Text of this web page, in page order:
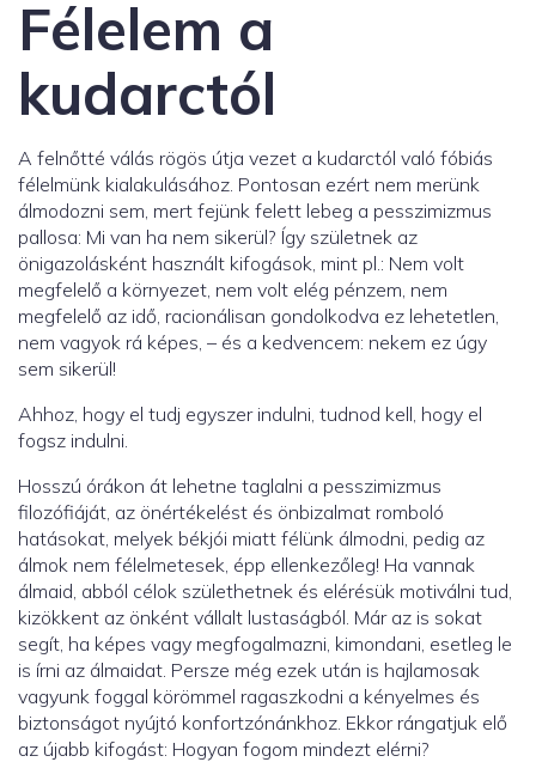
Félelem a
kudarctól
A felnőtté válás rögös útja vezet a kudarctól való fóbiás
félelmünk kialakulásához. Pontosan ezért nem merünk
álmodozni sem, mert fejünk felett lebeg a pesszimizmus
pallosa: Mi van ha nem sikerül? Így születnek az
önigazolásként használt kifogások, mint pl.: Nem volt
megfelelő a környezet, nem volt elég pénzem, nem
megfelelő az idő, racionálisan gondolkodva ez lehetetlen,
nem vagyok rá képes, – és a kedvencem: nekem ez úgy
sem sikerül!
Ahhoz, hogy el tudj egyszer indulni, tudnod kell, hogy el
fogsz indulni.
Hosszú órákon át lehetne taglalni a pesszimizmus
filozófiáját, az önértékelést és önbizalmat romboló
hatásokat, melyek békjói miatt félünk álmodni, pedig az
álmok nem félelmetesek, épp ellenkezőleg! Ha vannak
álmaid, abból célok születhetnek és elérésük motiválni tud,
kizökkent az önként vállalt lustaságból. Már az is sokat
segít, ha képes vagy megfogalmazni, kimondani, esetleg le
is írni az álmaidat. Persze még ezek után is hajlamosak
vagyunk foggal körömmel ragaszkodni a kényelmes és
biztonságot nyújtó konfortzónánkhoz. Ekkor rángatjuk elő
az újabb kifogást: Hogyan fogom mindezt elérni?